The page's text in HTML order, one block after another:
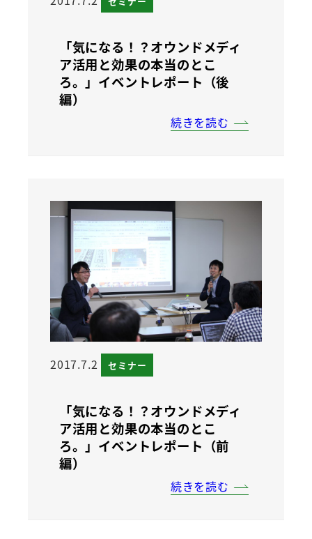
「気になる！？オウンドメディ
ア活用と効果の本当のとこ
ろ。」イベントレポート（後
編）
続きを読む
2017.7.2 セミナー
「気になる！？オウンドメディ
ア活用と効果の本当のとこ
ろ。」イベントレポート（前
編）
続きを読む